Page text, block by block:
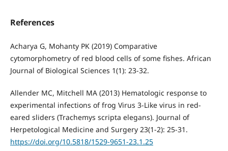
References
Acharya G, Mohanty PK (2019) Comparative
cytomorphometry of red blood cells of some fishes. African
Journal of Biological Sciences 1(1): 23-32.
Allender MC, Mitchell MA (2013) Hematologic response to
experimental infections of frog Virus 3-Like virus in red-
eared sliders (Trachemys scripta elegans). Journal of
Herpetological Medicine and Surgery 23(1-2): 25-31.
https://doi.org/10.5818/1529-9651-23.1.25